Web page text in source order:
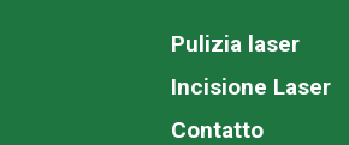
Pulizia laser
Incisione Laser
Contatto